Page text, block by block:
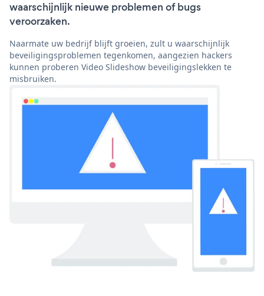
waarschijnlijk nieuwe problemen of bugs
veroorzaken.
Naarmate uw bedrijf blijft groeien, zult u waarschijnlijk
beveiligingsproblemen tegenkomen, aangezien hackers
kunnen proberen Video Slideshow beveiligingslekken te
misbruiken.